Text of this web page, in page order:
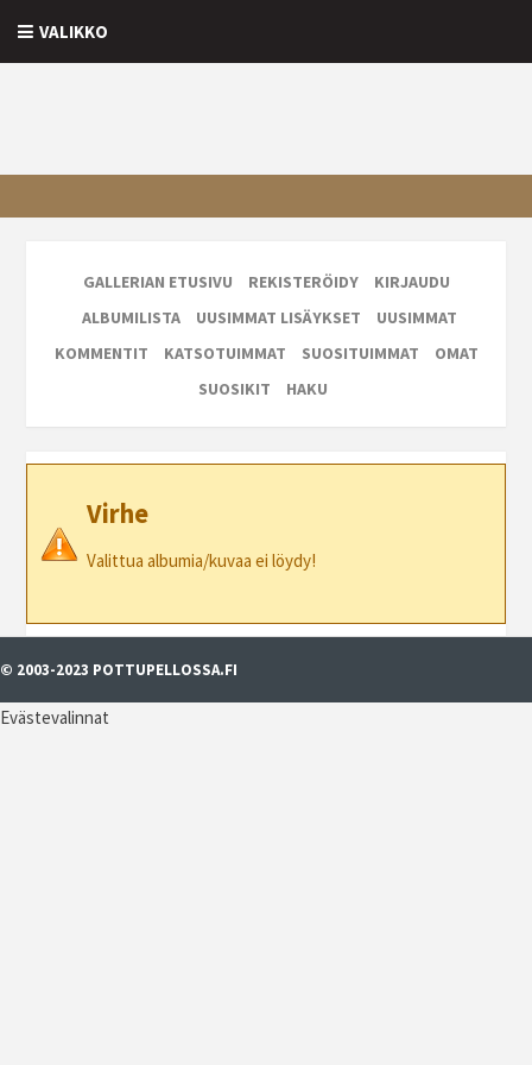
VALIKKO
GALLERIAN ETUSIVU REKISTERÖIDY
KIRJAUDU
ALBUMILISTA
UUSIMMAT LISÄYKSET
UUSIMMAT
KOMMENTIT
KATSOTUIMMAT SUOSITUIMMAT
OMAT
SUOSIKIT
HAKU
Virhe
Valittua albumia/kuvaa ei löydy!
© 2003-2023 POTTUPELLOSSA.FI
Evästevalinnat